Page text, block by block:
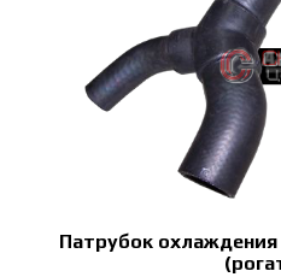
Патрубок